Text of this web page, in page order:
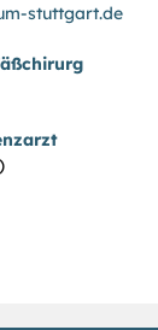
stuttgart.de